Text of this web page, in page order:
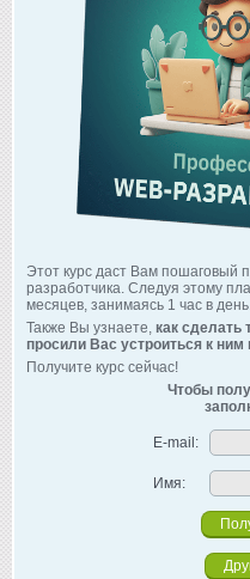
Этот курс даст Вам пошаговый
разработчика. Следуя этому
месяцев, занимаясь 1 час в
Также Вы узнаете, как сделать
просили Вас устроиться к ним
Получите курс сейчас!
Чтобы
E-mail:
Имя: